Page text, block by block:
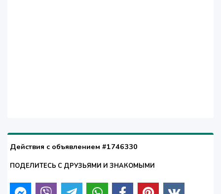
Действия с объявлением #1746330
ПОДЕЛИТЕСЬ С ДРУЗЬЯМИ И ЗНАКОМЫМИ